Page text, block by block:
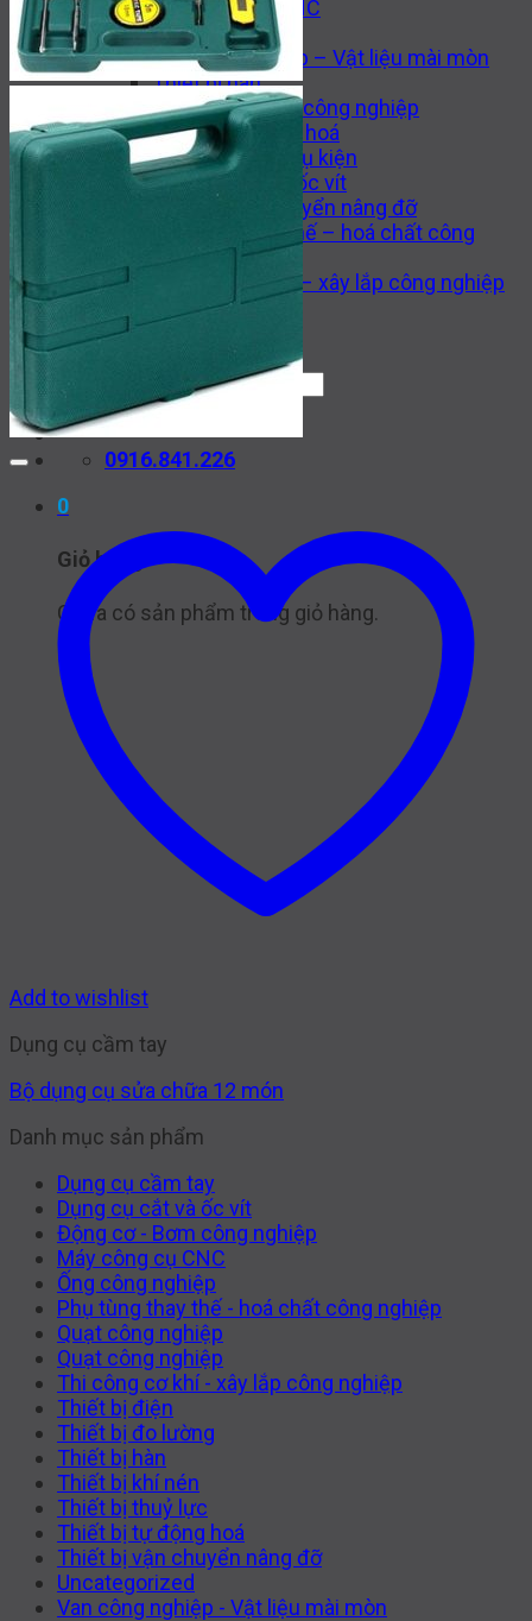
Máy công cụ CNC
Thiết bị thuỷ lực
Van công nghiệp – Vật liệu mài mòn
Thiết bị hàn
Động cơ – Bơm công nghiệp
Thiết bị tự động hoá
Gia công cơ khí và phụ kiện
Dụng cụ cắt và ốc vít
Thiết bị vận chuyển nâng đỡ
Phụ tùng thay thế – hoá chất công
Thi công cơ khí – xây lắp công nghiệp
Liên hệ
kiếm:
0916.841.226
0
Giỏ hàng
Chưa có sản phẩm trong giỏ hàng.
Add to wishlist
Dụng cụ cầm tay
Bộ dụng cụ sửa chữa 12 món
Danh mục sản phẩm
Dụng cụ cầm tay
Dụng cụ cắt và ốc vít
Động cơ - Bơm công nghiệp
Máy công cụ CNC
Ống công nghiệp
Phụ tùng thay thế - hoá chất công nghiệp
Quạt công nghiệp
Quạt công nghiệp
Thi công cơ khí - xây lắp công nghiệp
Thiết bị điện
Thiết bị đo lường
Thiết bị hàn
Thiết bị khí nén
Thiết bị thuỷ lực
Thiết bị tự động hoá
Thiết bị vận chuyển nâng đỡ
Uncategorized
Van công nghiệp - Vật liệu mài mòn